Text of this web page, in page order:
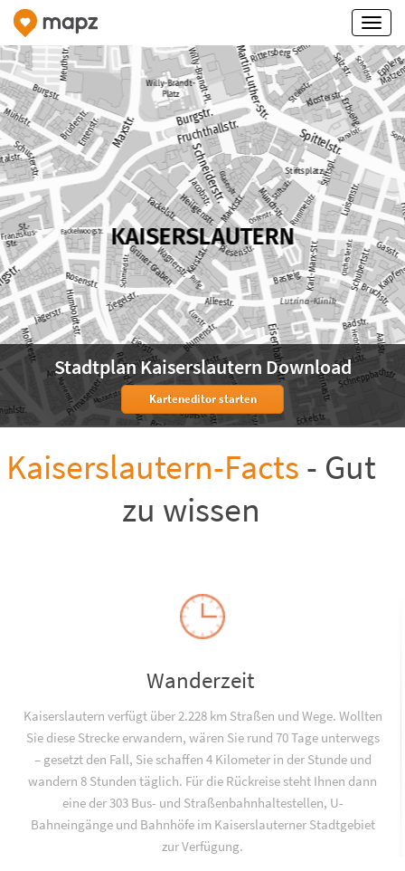
Stadtplan Kaiserslautern Download
Karteneditor starten
Kaiserslautern-Facts - Gut
zu wissen
Wanderzeit
Kaiserslautern verfügt über 2.228 km Straßen und Wege. Wollten
Sie diese Strecke erwandern, wären Sie rund 70 Tage unterwegs
– gesetzt den Fall, Sie schaffen 4 Kilometer in der Stunde und
wandern 8 Stunden täglich. Für die Rückreise steht Ihnen dann
eine der 303 Bus- und Straßenbahnhaltestellen, U-
Bahneingänge und Bahnhöfe im Kaiserslauterner Stadtgebiet
zur Verfügung.